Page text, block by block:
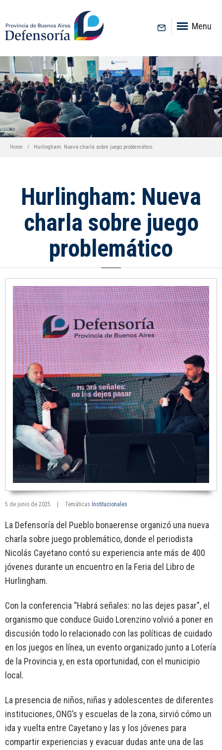
Menu
Home Hurlingham: Nueva charla sobre juego problemático
Hurlingham: Nueva
charla sobre juego
problemático
5 de junio de 2025 Temáticas Institucionales
La Defensoría del Pueblo bonaerense organizó una nueva
charla sobre juego problemático, donde el periodista
Nicolás Cayetano contó su experiencia ante más de 400
jóvenes durante un encuentro en la Feria del Libro de
Hurlingham.
Con la conferencia “Habrá señales: no las dejes pasar", el
organismo que conduce Guido Lorenzino volvió a poner en
discusión todo lo relacionado con las políticas de cuidado
en los juegos en línea, un evento organizado junto a Lotería
de la Provincia y, en esta oportunidad, con el municipio
local.
La presencia de niños, niñas y adolescentes de diferentes
instituciones, ONG’s y escuelas de la zona, sirvió cómo un
ida y vuelta entre Cayetano y las y los jóvenes para
compartir experiencias y evacuar dudas ante una de las